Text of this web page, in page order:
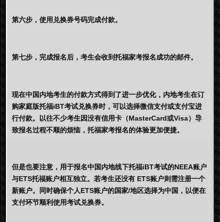
第六步，使用兑换券号码完成付款。
第七步，完成报名后，考生会收到托福家考报名成功的邮件。
现在中国内地考生的付款方式得到了进一步优化，内地考生在订
购家庭版托福iBT考试兑换券时，可以选择微信支付或支付宝进
行付款。以往不少考生因没有信用卡（MasterCard或Visa）导
致报名过程不顺的烦恼，托福家考报名的体验更加便捷。
但是也要注意，用于报名中国内地线下托福iBT考试的NEEA账户
与ETS托福账户相互独立。若考生还没有 ETS账户则需注册一个
新账户。同时确保个人ETS账户的国家/地区选择为中国，以便在
支付环节顺利使用考试兑换券。